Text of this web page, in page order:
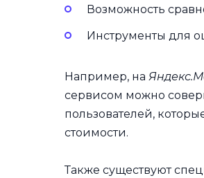
Возможность
Инструменты для
Например, на
сервисом можно
пользователей,
стоимости.
Также существуют